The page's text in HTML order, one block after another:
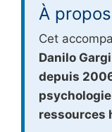
À
Cet
Danilo
depuis
ressources